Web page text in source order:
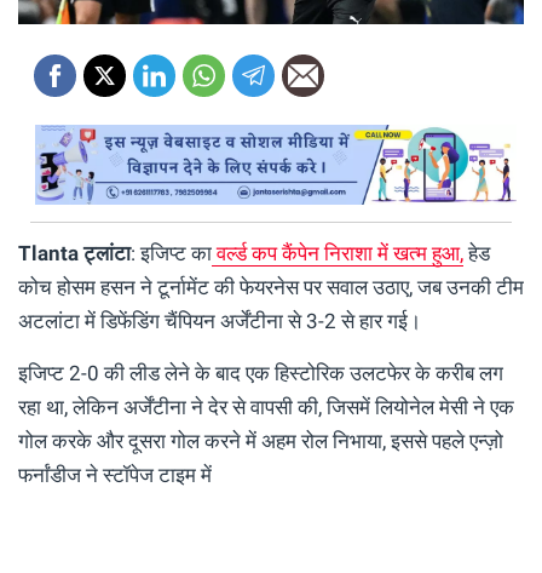
Tlanta ट्लांटा: इजिप्ट कावर्ल्ड कप कैंपेन निराशा में खत्म हुआ,हेड
कोच होसम हसन ने टूर्नामेंट की फेयरनेस पर सवाल उठाए, जब उनकी टीम
अटलांटा में डिफेंडिंग चैंपियन अर्जेंटीना से 3-2 से हार गई।
इजिप्ट 2-0 की लीड लेने के बाद एक हिस्टोरिक उलटफेर के करीब लग
रहा था, लेकिन अर्जेंटीना ने देर से वापसी की, जिसमें लियोनेल मेसी ने एक
गोल करके और दूसरा गोल करने में अहम रोल निभाया, इससे पहले एन्ज़ो
फर्नांडीज ने स्टॉपेज टाइम में